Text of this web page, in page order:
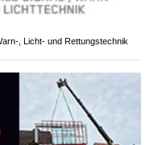
, Licht- und Rettungstechnik